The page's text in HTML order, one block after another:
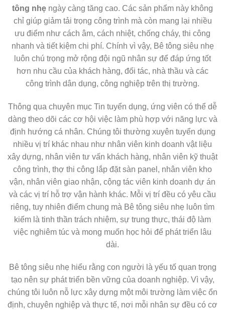
tông nhẹ ngày càng tăng cao. Các sản phẩm này không
chỉ giúp giảm tải trọng công trình mà còn mang lại nhiều
ưu điểm như cách âm, cách nhiệt, chống cháy, thi công
nhanh và tiết kiệm chi phí. Chính vì vậy, Bê tông siêu nhẹ
luôn chú trọng mở rộng đội ngũ nhân sự để đáp ứng tốt
hơn nhu cầu của khách hàng, đối tác, nhà thầu và các
công trình dân dụng, công nghiệp trên thị trường.
Thông qua chuyên mục Tin tuyển dụng, ứng viên có thể dễ
dàng theo dõi các cơ hội việc làm phù hợp với năng lực và
định hướng cá nhân. Chúng tôi thường xuyên tuyển dụng
nhiều vị trí khác nhau như nhân viên kinh doanh vật liệu
xây dựng, nhân viên tư vấn khách hàng, nhân viên kỹ thuật
công trình, thợ thi công lắp đặt sàn panel, nhân viên kho
vận, nhân viên giao nhận, cộng tác viên kinh doanh dự án
và các vị trí hỗ trợ vận hành khác. Mỗi vị trí đều có yêu cầu
riêng, tuy nhiên điểm chung mà Bê tông siêu nhẹ luôn tìm
kiếm là tinh thần trách nhiệm, sự trung thực, thái độ làm
việc nghiêm túc và mong muốn học hỏi để phát triển lâu
dài.
Bê tông siêu nhẹ hiểu rằng con người là yếu tố quan trọng
tạo nên sự phát triển bền vững của doanh nghiệp. Vì vậy,
chúng tôi luôn nỗ lực xây dựng một môi trường làm việc ổn
định, chuyên nghiệp và thực tế, nơi mỗi nhân sự đều có cơ